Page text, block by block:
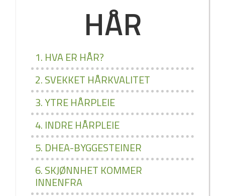
HÅR
1. HVA ER HÅR?
2. SVEKKET HÅRKVALITET
3. YTRE HÅRPLEIE
4. INDRE HÅRPLEIE
5. DHEA­-BYGGESTEINER
6. SKJØNNHET KOMMER
INNENFRA